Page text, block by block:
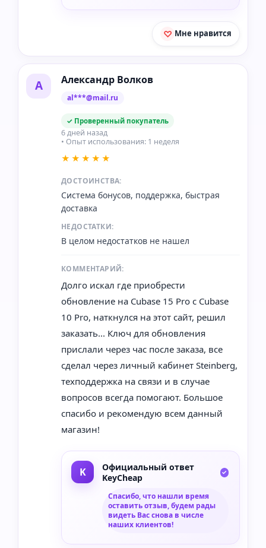
Мне нравится
А Александр Волков
al***@mail.ru
✓ Проверенный покупатель
6 дней назад
• Опыт использования: 1 неделя
★★★★★
ДОСТОИНСТВА:
Система бонусов, поддержка, быстрая
доставка
НЕДОСТАТКИ:
В целом недостатков не нашел
КОММЕНТАРИЙ:
Долго искал где приобрести
обновление на Cubase 15 Pro с Cubase
10 Pro, наткнулся на этот сайт, решил
заказать... Ключ для обновления
прислали через час после заказа, все
сделал через личный кабинет Steinberg,
техподдержка на связи и в случае
вопросов всегда помогают. Большое
спасибо и рекомендую всем данный
магазин!
Официальный ответ
KeyCheap
Спасибо, что нашли время
оставить отзыв, будем рады
видеть Вас снова в числе
наших клиентов!